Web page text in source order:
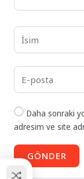
Daha sonraki
adresim ve site
GÖNDER